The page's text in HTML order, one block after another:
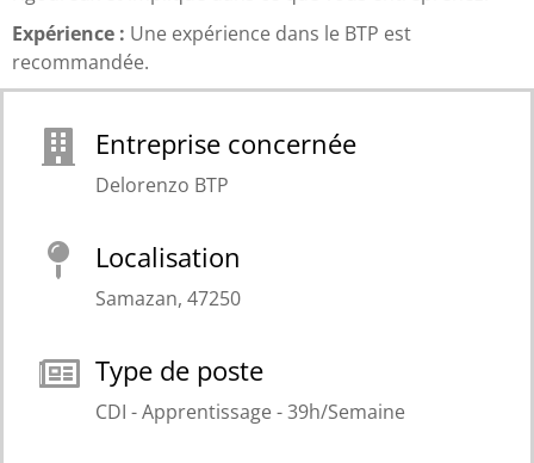
Expérience : Une expérience dans le BTP est
recommandée.
Entreprise concernée
Delorenzo BTP
Localisation
Samazan, 47250
Type de poste
CDI - Apprentissage - 39h/Semaine